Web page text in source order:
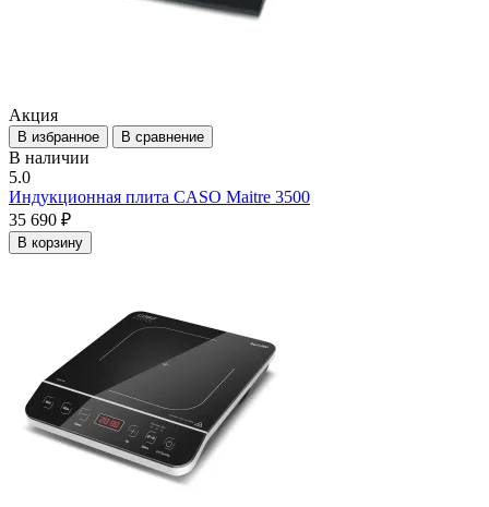
Акция
В избранное В сравнение
В наличии
5.0
Индукционная плита CASO Maitre 3500
35 690 ₽
В корзину